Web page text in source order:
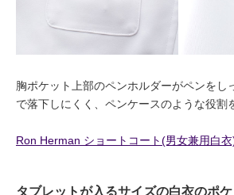
胸ポケット上部のペンホルダーがペンをし
で落下しにくく、ペンケースのような役割
Ron Herman ショートコート(男女兼用白
タブレットが入るサイズの白衣のポケ